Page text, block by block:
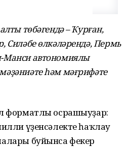
төбәгендә – Ҡурған,
Силәбе өлкәләрендә, Пермь
автономиялы
һәм мәғрифәте
форматлы осрашыуҙар:
үҙенсәлекте һаҡлау
буйынса фекер